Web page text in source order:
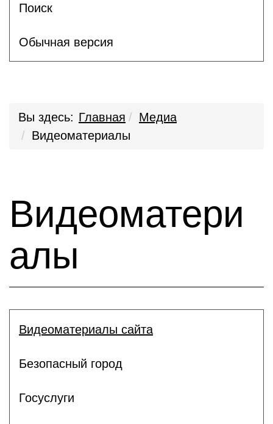
Поиск
Обычная версия
Вы здесь: Главная
Медиа
Видеоматериалы
Видеоматери
алы
Видеоматериалы сайта
Безопасный город
Госуслуги